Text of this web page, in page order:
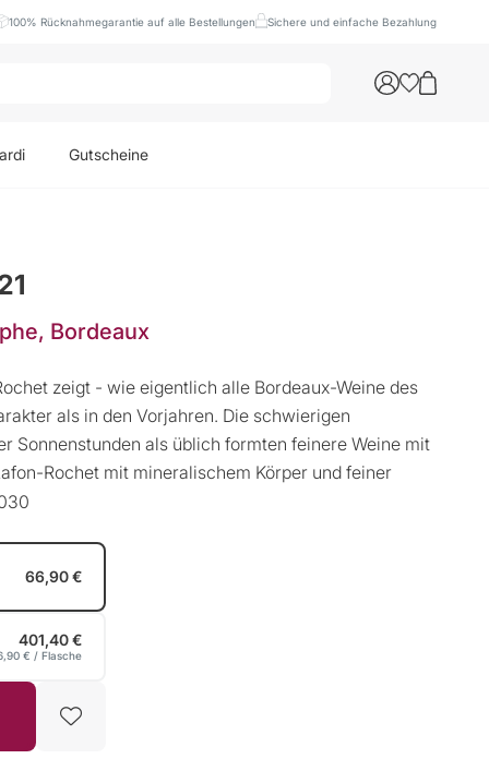
100% Rücknahmegarantie auf alle Bestellungen Sichere und einfache Bezahlung
Gutscheine
Bordeaux
zeigt - wie eigentlich alle Bordeaux-Weine des
als in den Vorjahren. Die schwierigen
Sonnenstunden als üblich formten feinere Weine mit
Rochet mit mineralischem Körper und feiner
66,90 €
401,40 €
€ / Flasche